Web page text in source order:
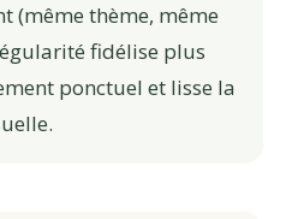
(même thème, même
fidélise plus
ponctuel et lisse la